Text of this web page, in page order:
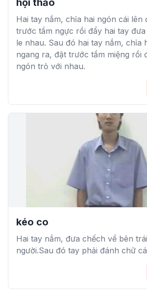
hội thảo
Hai tay nắm, chỉa hai ngón cái lên
trước tầm ngực rồi đẩy hai tay
le nhau. Sau đó hai tay nắm, chỉa
ngang ra, đặt trước tầm miệng rồi
ngón trỏ với nhau.
kéo co
Hai tay nắm, đưa chếch về bên
người.Sau đó tay phải đánh chữ